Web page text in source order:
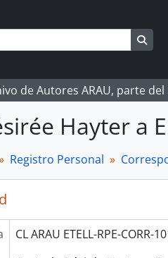
de Autores ARAU, parte
Hayter a
Registro Personal
CL ARAU ETELL-RPE-CORR-